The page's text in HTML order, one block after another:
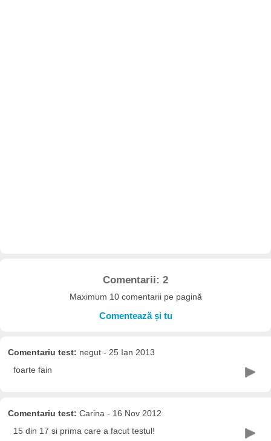
Comentarii: 2
Maximum 10 comentarii pe pagină
Comentează și tu
Comentariu test: negut - 25 Ian 2013
foarte fain
Comentariu test: Carina - 16 Nov 2012
15 din 17 si prima care a facut testul!